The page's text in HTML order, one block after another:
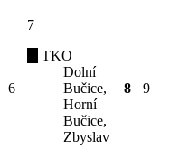
6
7
TKO
Dolní
Bučice,
Horní
Bučice,
Zbyslav
8 9